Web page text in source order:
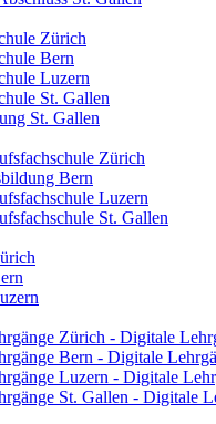
Zürich
Bern
Luzern
St. Gallen
St. Gallen
Zürich
Bern
Luzern
St. Gallen
Zürich - Digitale
Bern - Digitale
Luzern - Digitale
St. Gallen - Digitale